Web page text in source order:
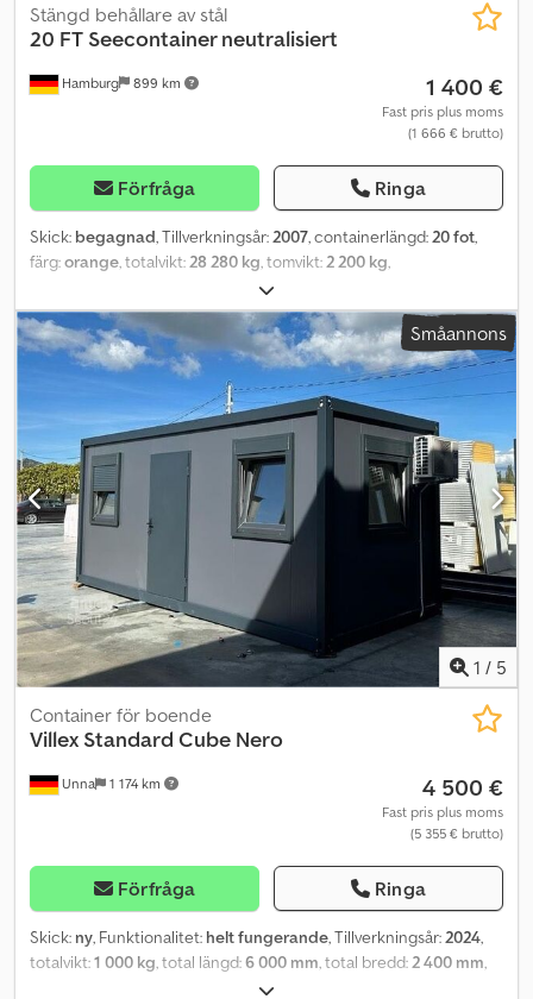
Hamburg 899 km
Stängd behållare av stål
20 FT Seecontainer neutralisiert
1 400 €
Fast pris plus moms
(1 666 € brutto)
Förfråga Ringa
Skick: begagnad, Tillverkningsår:2007, containerlängd:20 fot,
färg:orange, totalvikt:28 280 kg, tomvikt:2 200 kg,
, lastutrymmets bredd:
lastutrymmets längd:5 898 mm, lastutrymmeshöjd:2 390 mm,
Småannons
1 / 5
Unna 1 174 km
Container för boende
Villex Standard Cube Nero
4 500 €
Fast pris plus moms
(5 355 € brutto)
Förfråga Ringa
Skick: ny, Funktionalitet: helt fungerande, Tillverkningsår:2024,
totalvikt:1 000 kg, total längd:6 000 mm, total bredd:2 400 mm,
, typ av ingående ström: